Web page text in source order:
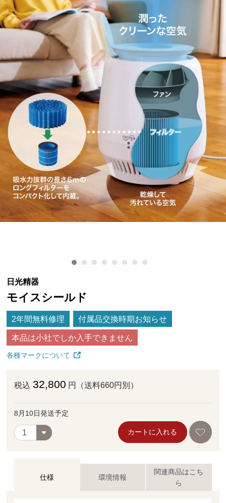
日光精器
モイスシールド
2年間無料修理 付属品交換時期お知らせ
本品は小社でしか入手できません
各種マークについて
税込 32,800 円（送料660円別）
8月10日発送予定
カートに入れる
仕様 環境情報
関連商品はこち
ら